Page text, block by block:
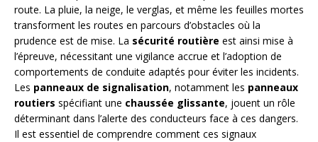
route. La pluie, la neige, le verglas, et même les feuilles mortes
transforment les routes en parcours d’obstacles où la
prudence est de mise. La sécurité routière est ainsi mise à
l’épreuve, nécessitant une vigilance accrue et l’adoption de
comportements de conduite adaptés pour éviter les incidents.
Les panneaux de signalisation, notamment les panneaux
routiers spécifiant une chaussée glissante, jouent un rôle
déterminant dans l’alerte des conducteurs face à ces dangers.
Il est essentiel de comprendre comment ces signaux